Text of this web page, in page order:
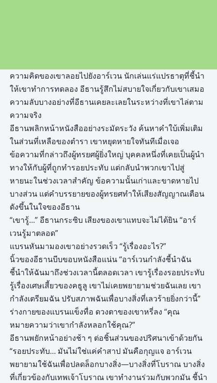
ความคิดของเขาลอยไปยังอาร์เวน นักเล่นแร่แปรธาตุที่ชี้นำ
ให้เขาทำการทดลอง อีธานรู้สึกไม่สบายใจเกี่ยวกับเขาเสมอ
ความลับบางอย่างที่อีธานเคยละเลยในระหว่างที่เขาไล่ตาม
ความจริง
อีธานพลิกหน้าหนังสืออย่างระมัดระวัง ค้นหาคำใบ้เพิ่มเติม
ในส่วนที่เหลือของตำรา เขาหยุดหายใจทันทีเมื่อเจอ
ข้อความที่กล่าวถึงผู้ทรยศผู้ยิ่งใหญ่ บุคคลหนึ่งที่เคยเป็นผู้นำ
ทางให้กับผู้ที่ถูกทำรอยประทับ แต่กลับนำพวกเขาไปสู่
หายนะในช่วงเวลาสำคัญ ข้อความนั้นเก่าและขาดหายไป
บางส่วน แต่คำบรรยายของผู้ทรยศทำให้เสียงสัญญาณเตือน
ดังขึ้นในใจของอีธาน
“เขารู้…” อีธานกระซิบ เสียงของเขาแทบจะไม่ได้ยิน “อาร์
เวนรู้มาตลอด”
แบรนหันมามองเขาอย่างรวดเร็ว “รู้เรื่องอะไร?”
นิ้วของอีธานบีบขอบหนังสือแน่น “อาร์เวนกำลังชี้นำฉัน
ชี้นำให้ฉันมาถึงช่วงเวลานี้ตลอดเวลา เขารู้เรื่องรอยประทับ
รู้เรื่องเศษเสี้ยวของคธูลู เขาไม่เคยพยายามช่วยฉันเลย เขา
กำลังเตรียมฉัน ปรับสภาพฉันเพื่อบางสิ่งที่เลวร้ายยิ่งกว่านี้”
ร่างกายของแบรนแข็งทื่อ ดวงตาของเขาหรี่ลง “คุณ
หมายความว่าเขากำลังหลอกใช้คุณ?”
อีธานพยักหน้าอย่างช้า ๆ ต่อชิ้นส่วนของปริศนาเข้าด้วยกัน
“รอยประทับ… มันไม่ใช่แค่คำสาป มันคือกุญแจ อาร์เวน
พยายามใช้ฉันเพื่อปลดล็อกบางสิ่ง—บางสิ่งที่โบราณ บางสิ่ง
ที่เกี่ยวข้องกับเทพเจ้าโบราณ เขาทำงานร่วมกับพวกมัน ชี้นำ